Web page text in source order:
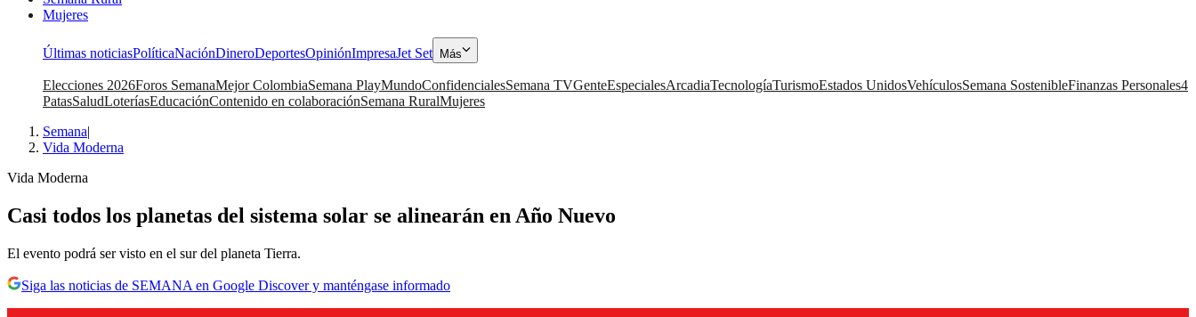
Mujeres
Últimas noticiasPolíticaNaciónDineroDeportesOpiniónImpresaJet Set Más
Elecciones 2026Foros SemanaMejor ColombiaSemana PlayMundoConfidencialesSemana TVGenteEspecialesArcadiaTecnologíaTurismoEstados UnidosVehículosSemana SostenibleFinanzas Personales4
PatasSaludLoteríasEducaciónContenido en colaboraciónSemana RuralMujeres
Semana|
Vida Moderna
Vida Moderna
Casi todos los planetas del sistema solar se alinearán en Año Nuevo
El evento podrá ser visto en el sur del planeta Tierra.
Siga las noticias de SEMANA en Google Discover y manténgase informado